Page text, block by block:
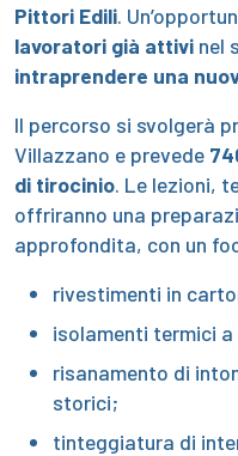
Pittori Edili.
lavoratori già attivi nel
intraprendere una
Il percorso si svolgerà
Villazzano e prevede
di tirocinio. Le lezioni,
offriranno una
approfondita, con un
rivestimenti in
isolamenti termici
risanamento di
storici;
tinteggiatura di